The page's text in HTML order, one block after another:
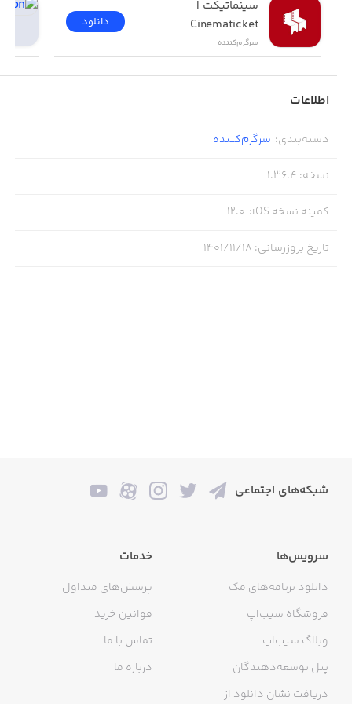
Cinematicket
سرگرم‌کننده
دانلود
اطلاعات
دسته‌بندی: سرگرم‌کننده
نسخه:
1.36.4
کمینه نسخه iOS :
12.0
تاریخ بروزرسانی: ۱۴۰۱/۱۱/۱۸
شبکه‌های اجتماعی
سرویس‌ها
دانلود برنامه‌های مک
فروشگاه سیب‌اپ
وبلاگ سیب‌اپ
پنل توسعه‌دهندگان
دریافت نشان دانلود از
خدمات
پرسش‌های متداول
قوانین خرید
تماس با ما
درباره ما